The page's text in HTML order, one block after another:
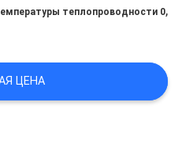
теплопроводности 0,
ЦЕНА